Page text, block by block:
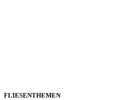
FLIESENTHEMEN